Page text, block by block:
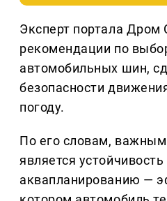
Эксперт портала Дром
рекомендации по
автомобильных шин,
безопасности
погоду.
По его словам,
является устойчивость
аквапланированию —